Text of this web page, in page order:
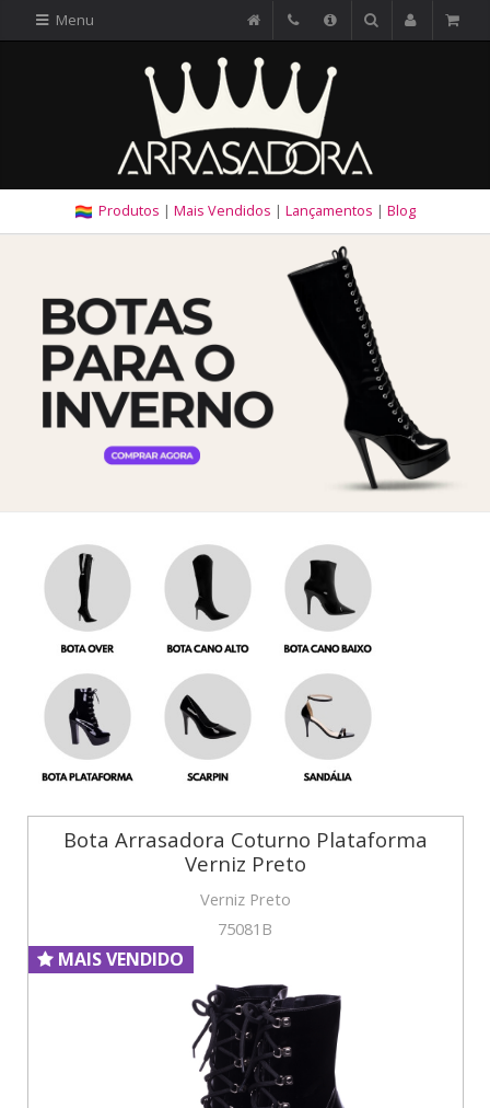
Menu
Produtos | Mais Vendidos | Lançamentos | Blog
Bota Arrasadora Coturno Plataforma
Verniz Preto
Verniz Preto
75081B
MAIS VENDIDO